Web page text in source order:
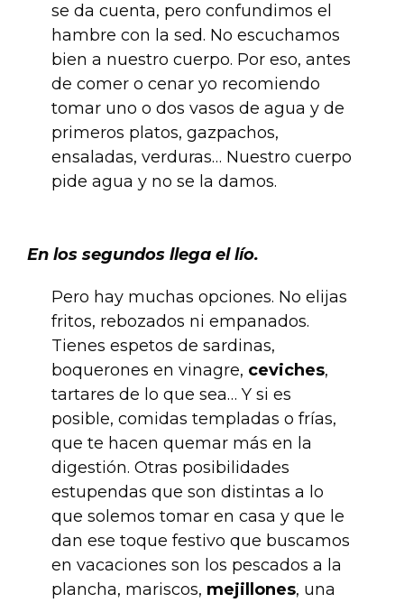
se da cuenta, pero confundimos el
hambre con la sed. No escuchamos
bien a nuestro cuerpo. Por eso, antes
de comer o cenar yo recomiendo
tomar uno o dos vasos de agua y de
primeros platos, gazpachos,
ensaladas, verduras… Nuestro cuerpo
pide agua y no se la damos.
En los segundos llega el lío.
Pero hay muchas opciones. No elijas
fritos, rebozados ni empanados.
Tienes espetos de sardinas,
boquerones en vinagre, ceviches,
tartares de lo que sea… Y si es
posible, comidas templadas o frías,
que te hacen quemar más en la
digestión. Otras posibilidades
estupendas que son distintas a lo
que solemos tomar en casa y que le
dan ese toque festivo que buscamos
en vacaciones son los pescados a la
plancha, mariscos, mejillones, una